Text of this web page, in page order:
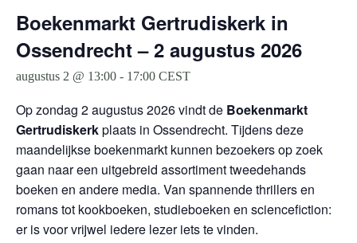
Boekenmarkt Gertrudiskerk in
Ossendrecht – 2 augustus 2026
augustus 2 @ 13:00 - 17:00 CEST
Op zondag 2 augustus 2026 vindt de Boekenmarkt
Gertrudiskerkplaats in Ossendrecht. Tijdens deze
maandelijkse boekenmarkt kunnen bezoekers op zoek
gaan naar een uitgebreid assortiment tweedehands
boeken en andere media. Van spannende thrillers en
romans tot kookboeken, studieboeken en sciencefiction:
er is voor vrijwel iedere lezer iets te vinden.